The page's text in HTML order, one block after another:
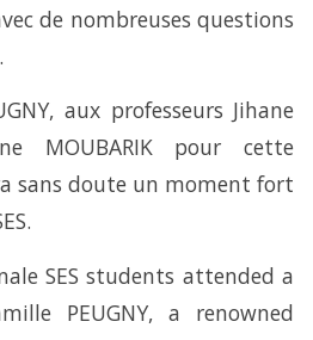
de nombreuses questions
aux professeurs Jihane
MOUBARIK pour cette
sans doute un moment fort
SES students attended a
PEUGNY, a renowned